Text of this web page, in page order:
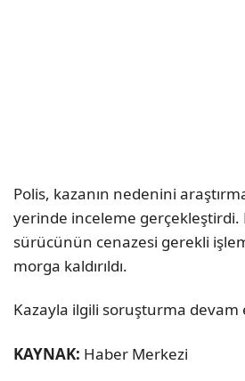
Polis, kazanın nedenini
yerinde inceleme gerçekleştirdi.
sürücünün cenazesi gerekli
morga kaldırıldı.
Kazayla ilgili soruşturma devam
KAYNAK: Haber Merkezi